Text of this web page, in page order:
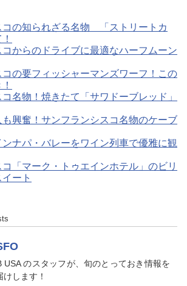
コの知られざる名物 「ストリートカ
からのドライブに最適なハーフムーン
の要フィッシャーマンズワーフ！この
名物！焼きたて「サワドーブレッド」
興奮！サンフランシスコ名物のケーブ
ナパ・バレーをワイン列車で優雅に観
「マーク・トゥエインホテル」のビリ
ート
USA のスタッフが、旬のとっておき情報を
けします！